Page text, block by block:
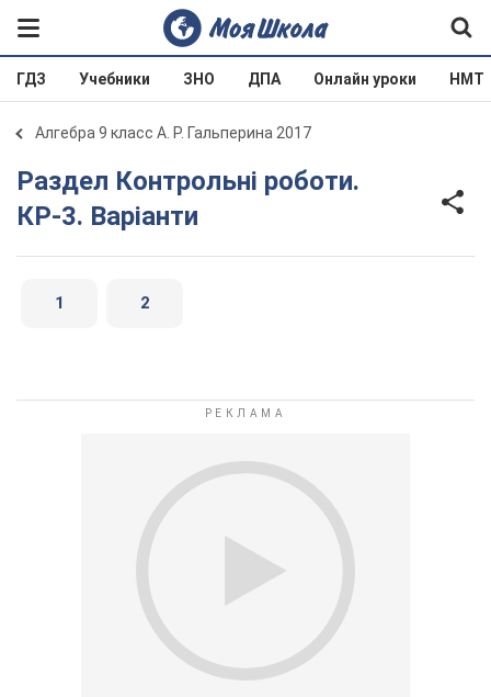
ГДЗ Учебники ЗНО ДПА Онлайн уроки НМТ
Алгебра 9 класс А. Р. Гальперина 2017
Раздел Контрольні роботи.
КР-3. Варіанти
1 2